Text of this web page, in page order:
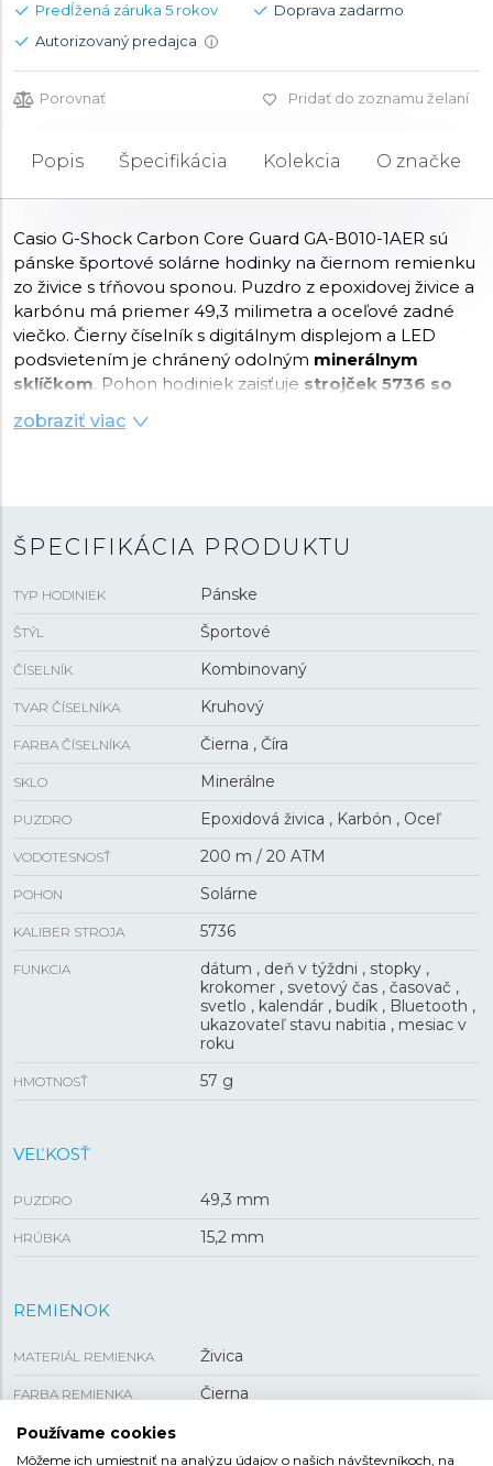
Predĺžená záruka 5 rokov
Doprava zadarmo
Autorizovaný predajca
i
Porovnať Pridať do zoznamu želaní
Popis Špecifikácia Kolekcia O značke
Casio G-Shock Carbon Core Guard GA-B010-1AER sú
pánske športové solárne hodinky na čiernom remienku
zo živice s tŕňovou sponou. Puzdro z epoxidovej živice a
karbónu má priemer 49,3 milimetra a oceľové zadné
viečko. Čierny číselník s digitálnym displejom a LED
podsvietením je chránený odolným minerálnym
sklíčkom. Pohon hodiniek zaisťuje strojček 5736 so
solárnym napájaním
mesiac a indikáciou stavu nabitia. Hodinky disponujú
timerom, zobrazením času v 24hodinovom formáte,
krokomerom a svetovým časom (až pre 300 miest).
Dajú sa synchronizovať s inteligentným telefónom
Phone finder po stlačení tlačidla hodiniek začne váš
telefón vyzváňať, čo uľahčí jeho hľadanie. Hodinky sú
odolné voči nárazom a s vodotesnosťou20 ATMsú
vhodné pre hlbinné potápanie.
zobraziť viac
ŠPECIFIKÁCIA PRODUKTU
TYP HODINIEK Pánske
ŠTÝL Športové
ČÍSELNÍK Kombinovaný
TVAR ČÍSELNÍKA Kruhový
FARBA ČÍSELNÍKA Čierna , Číra
SKLO Minerálne
PUZDRO Epoxidová živica , Karbón , Oceľ
VODOTESNOSŤ 200 m / 20 ATM
POHON Solárne
KALIBER STROJA 5736
FUNKCIA
dátum , deň v týždni , stopky ,
krokomer , svetový čas , časovač ,
svetlo , kalendár , budík , Bluetooth ,
ukazovateľ stavu nabitia , mesiac v
roku
HMOTNOSŤ 57 g
VEĽKOSŤ
PUZDRO 49,3 mm
HRÚBKA 15,2 mm
REMIENOK
MATERIÁL REMIENKA Živica
FARBA REMIENKA Čierna
SPONA
Používame cookies
Môžeme ich umiestniť na analýzu údajov o našich návštevníkoch, na